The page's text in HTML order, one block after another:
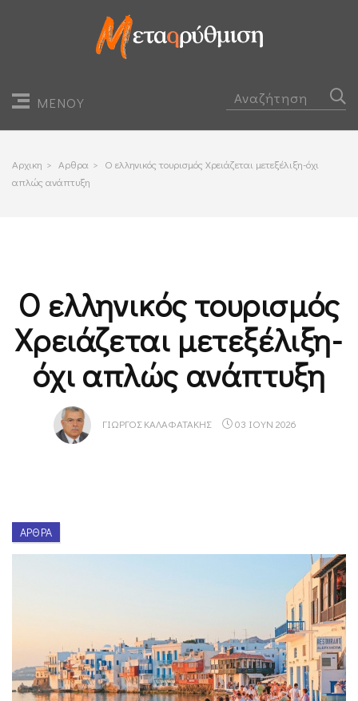
ΜΕΝΟΥ
Αρχικη > Αρθρα > Ο ελληνικός τουρισμός Χρειάζεται μετεξέλιξη-όχι
απλώς ανάπτυξη
Ο ελληνικός τουρισμός
Χρειάζεται μετεξέλιξη-
όχι απλώς ανάπτυξη
ΓΙΏΡΓΟΣ ΚΑΛΑΦΑΤΆΚΗΣ 03 ΙΟΥΝ 2026
ΆΡΘΡΑ